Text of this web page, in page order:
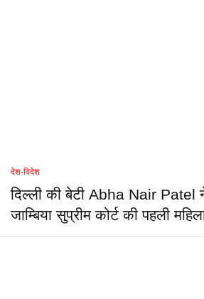
देश-विदेश
दिल्ली की बेटी Abha Nair Patel
जाम्बिया सुप्रीम कोर्ट की पहली